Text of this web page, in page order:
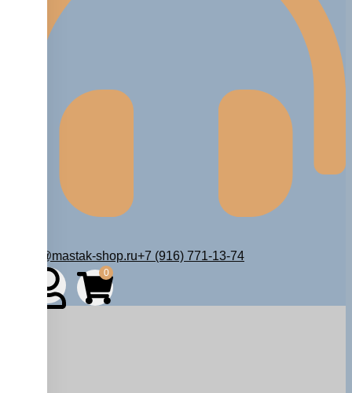
zakaz@mastak-shop.ru+7 (916) 771-13-74
0